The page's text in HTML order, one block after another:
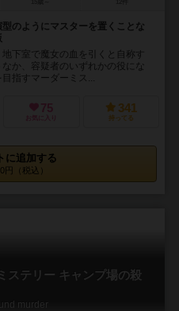
のようにマスターを置くことな
下室で魔女の血を引くと自称す
か、容疑者のいずれかの役にな
指すマーダーミス...
75
お気に入り
341
持ってる
に追加する
円（税込）
ステリー キャンプ場の殺
murder